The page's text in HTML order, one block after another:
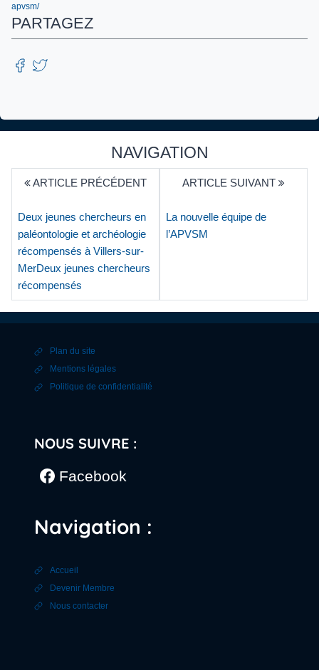
apvsm/
PARTAGEZ
NAVIGATION
ARTICLE PRÉCÉDENT
Deux jeunes chercheurs en
paléontologie et archéologie
récompensés à Villers-sur-
MerDeux jeunes chercheurs
récompensés
ARTICLE SUIVANT
La nouvelle équipe de
l’APVSM
Plan du site
Mentions légales
Politique de confidentialité
NOUS SUIVRE :
Facebook
Navigation :
Accueil
Devenir Membre
Nous contacter